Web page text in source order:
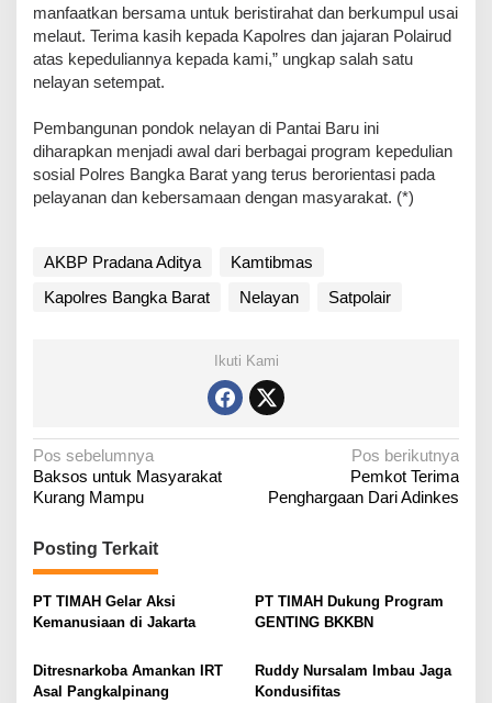
manfaatkan bersama untuk beristirahat dan berkumpul usai
melaut. Terima kasih kepada Kapolres dan jajaran Polairud
atas kepeduliannya kepada kami,” ungkap salah satu
nelayan setempat.
Pembangunan pondok nelayan di Pantai Baru ini
diharapkan menjadi awal dari berbagai program kepedulian
sosial Polres Bangka Barat yang terus berorientasi pada
pelayanan dan kebersamaan dengan masyarakat. (*)
AKBP Pradana Aditya
Kamtibmas
Kapolres Bangka Barat
Nelayan Satpolair
Ikuti Kami
N
a
i
g
a
s
i
p
Pos sebelumnya
Baksos untuk Masyarakat
Kurang Mampu
Pos berikutnya
Pemkot Terima
Penghargaan Dari Adinkes
Posting Terkait
PT TIMAH Gelar Aksi
Kemanusiaan di Jakarta
PT TIMAH Dukung Program
GENTING BKKBN
Ditresnarkoba Amankan IRT
Asal Pangkalpinang
Ruddy Nursalam Imbau Jaga
Kondusifitas